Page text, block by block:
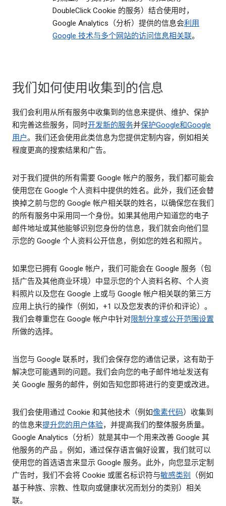
DoubleClick Cookie 的服务）结合使用时，
Google Analytics（分析）提供的信息会利用
Google 技术与多个网站的访问信息相关联。
我们如何使用收集到的信息
我们会利用从所有服务中收集到的信息来提供、维护、保护
和完善这些服务，同时开发新的服务并保护Google和Google
用户。我们还会使用此类信息为您提供定制内容，例如相关
程度更高的搜索结果和广告。
对于我们提供的所有需要 Google 帐户的服务，我们都可能会
使用您在 Google 个人资料中提供的姓名。此外，我们还会替
换掉之前与您的 Google 帐户相关联的姓名，以确保您在我们
的所有服务中采用同一个身份。如果其他用户知道您的电子
邮件地址或其他能够识别您身份的信息，我们就会向他们显
示您的 Google 个人资料公开信息，例如您的姓名和照片。
如果您已拥有 Google 帐户，我们可能会在 Google 服务（包
括广告及其他商业环境）中显示您的个人资料名称、个人资
料照片以及您在 Google 上或与 Google 帐户相关联的第三方
应用上执行的操作（例如，+1 以及您发表的评价和评论）。
我们会尊重您在 Google 帐户中针对限制分享或公开范围设置
所做的选择。
当您与 Google 联系时，我们会保存您的通信记录，这有助于
解决您可能遇到的问题。我们会向您的电子邮件地址发送有
关 Google 服务的邮件，例如告知您即将进行的变更或改进。
我们会使用通过 Cookie 和其他技术（例如像素代码）收集到
的信息来提升您的用户体验，并提高我们的整体服务质量。
Google Analytics（分析）就是其中一个用来改善 Google 其
他服务的产品 。例如，通过保存语言偏好设置，我们就可以
使用您的首选语言来显示 Google 服务。此外，向您显示定制
广告时，我们不会将 Cookie 或匿名标识符与敏感类别
（例如
基于种族、宗教、性取向或健康状况而划分的类别）相关
联。